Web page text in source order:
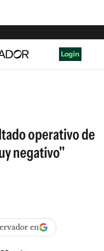
Login
operativo de
negativo"
en